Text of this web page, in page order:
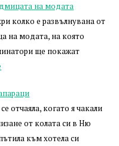
на модата
колко е развълнувана от
на модата, на която
ще покажат
отчаяла, когато я чакали
от колата си в Ню
към хотела си